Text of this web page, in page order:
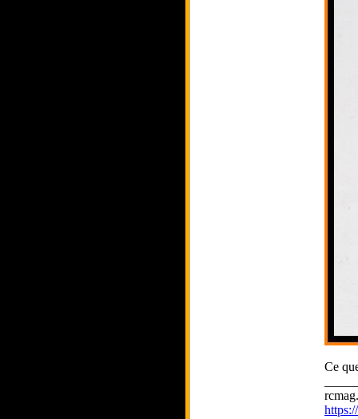
Ce